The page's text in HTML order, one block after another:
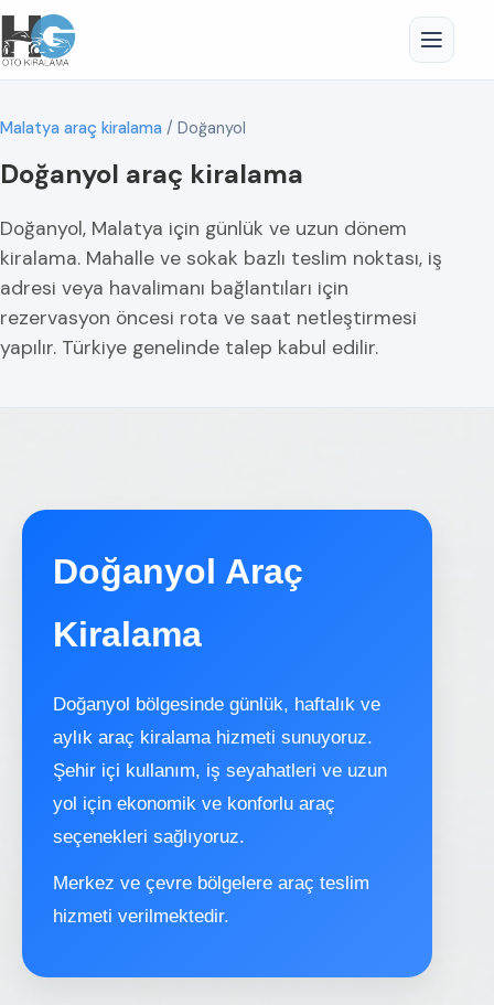
Malatya araç kiralama / Doğanyol
Doğanyol araç kiralama
Doğanyol, Malatya için günlük ve uzun dönem
kiralama. Mahalle ve sokak bazlı teslim noktası, iş
adresi veya havalimanı bağlantıları için
rezervasyon öncesi rota ve saat netleştirmesi
yapılır. Türkiye genelinde talep kabul edilir.
Doğanyol Araç
Kiralama
Doğanyol bölgesinde günlük, haftalık ve
aylık araç kiralama hizmeti sunuyoruz.
Şehir içi kullanım, iş seyahatleri ve uzun
yol için ekonomik ve konforlu araç
seçenekleri sağlıyoruz.
Merkez ve çevre bölgelere araç teslim
hizmeti verilmektedir.